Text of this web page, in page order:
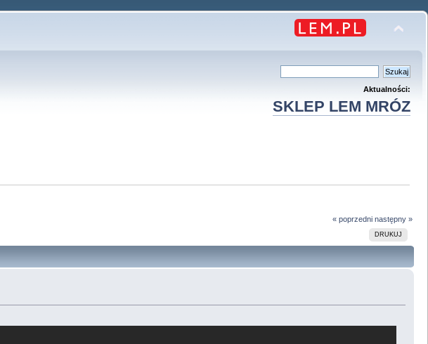
Aktualności:
SKLEP LEM MRÓZ
« poprzedni następny »
DRUKUJ